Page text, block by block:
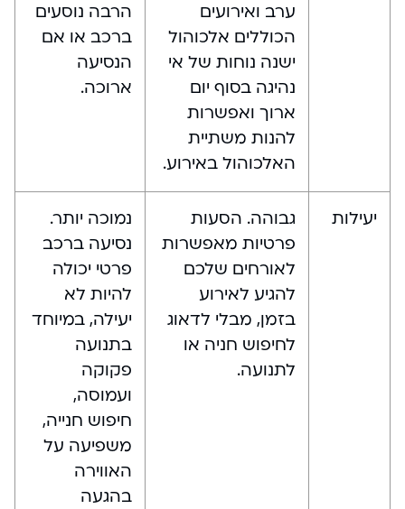
ערב ואירועים
הכוללים אלכוהול
ישנה נוחות של אי
נהיגה בסוף יום
ארוך ואפשרות
להנות משתיית
האלכוהול באירוע.
הרבה נוסעים
ברכב או אם
הנסיעה
ארוכה.
יעילות
גבוהה. הסעות
פרטיות מאפשרות
לאורחים שלכם
להגיע לאירוע
בזמן, מבלי לדאוג
לחיפוש חניה או
לתנועה.
נמוכה יותר.
נסיעה ברכב
פרטי יכולה
להיות לא
יעילה, במיוחד
בתנועה
פקוקה
ועמוסה,
חיפוש חנייה,
משפיעה על
האווירה
בהגעה